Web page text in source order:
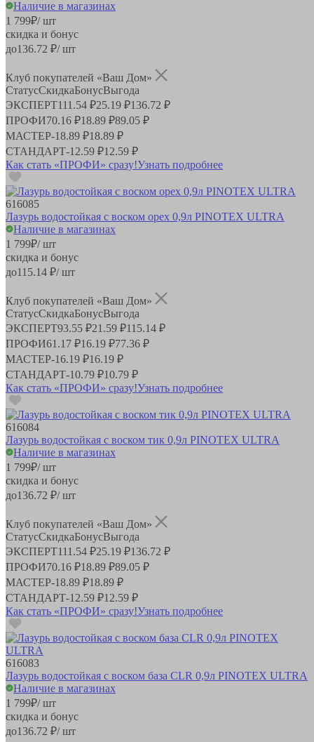
Наличие в магазинах
1 799₽/ шт
скидка и бонус
до136.72 ₽/ шт
Клуб покупателей «Ваш Дом»
СтатусСкидкаБонусВыгода
ЭКСПЕРТ111.54 ₽25.19 ₽136.72 ₽
ПРОФИ70.16 ₽18.89 ₽89.05 ₽
МАСТЕР-18.89 ₽18.89 ₽
СТАНДАРТ-12.59 ₽12.59 ₽
Как стать «ПРОФИ» сразу!Узнать подробнее
616085
Лазурь водостойкая с воском орех 0,9л PINOTEX ULTRA
Наличие в магазинах
1 799₽/ шт
скидка и бонус
до115.14 ₽/ шт
Клуб покупателей «Ваш Дом»
СтатусСкидкаБонусВыгода
ЭКСПЕРТ93.55 ₽21.59 ₽115.14 ₽
ПРОФИ61.17 ₽16.19 ₽77.36 ₽
МАСТЕР-16.19 ₽16.19 ₽
СТАНДАРТ-10.79 ₽10.79 ₽
Как стать «ПРОФИ» сразу!Узнать подробнее
616084
Лазурь водостойкая с воском тик 0,9л PINOTEX ULTRA
Наличие в магазинах
1 799₽/ шт
скидка и бонус
до136.72 ₽/ шт
Клуб покупателей «Ваш Дом»
СтатусСкидкаБонусВыгода
ЭКСПЕРТ111.54 ₽25.19 ₽136.72 ₽
ПРОФИ70.16 ₽18.89 ₽89.05 ₽
МАСТЕР-18.89 ₽18.89 ₽
СТАНДАРТ-12.59 ₽12.59 ₽
Как стать «ПРОФИ» сразу!Узнать подробнее
616083
Лазурь водостойкая с воском база CLR 0,9л PINOTEX ULTRA
Наличие в магазинах
1 799₽/ шт
скидка и бонус
до136.72 ₽/ шт